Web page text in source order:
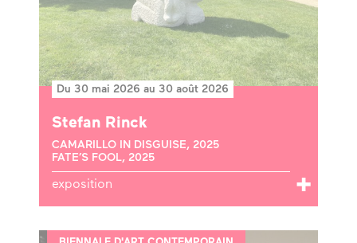
Du 30 mai 2026 au 30 août 2026
Stefan Rinck
CAMARILLO IN DISGUISE, 2025
FATE’S FOOL, 2025
exposition